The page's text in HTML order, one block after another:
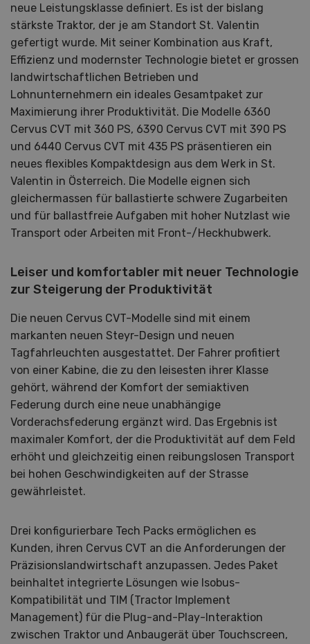
neue Leistungsklasse definiert. Es ist der bislang
stärkste Traktor, der je am Standort St. Valentin
gefertigt wurde. Mit seiner Kombination aus Kraft,
Effizienz und modernster Technologie bietet er grossen
landwirtschaftlichen Betrieben und
Lohnunternehmern ein ideales Gesamtpaket zur
Maximierung ihrer Produktivität. Die Modelle 6360
Cervus CVT mit 360 PS, 6390 Cervus CVT mit 390 PS
und 6440 Cervus CVT mit 435 PS präsentieren ein
neues flexibles Kompaktdesign aus dem Werk in St.
Valentin in Österreich. Die Modelle eignen sich
gleichermassen für ballastierte schwere Zugarbeiten
und für ballastfreie Aufgaben mit hoher Nutzlast wie
Transport oder Arbeiten mit Front-/Heckhubwerk.
Leiser und komfortabler mit neuer Technologie
zur Steigerung der Produktivität
Die neuen Cervus CVT-Modelle sind mit einem
markanten neuen Steyr-Design und neuen
Tagfahrleuchten ausgestattet. Der Fahrer profitiert
von einer Kabine, die zu den leisesten ihrer Klasse
gehört, während der Komfort der semiaktiven
Federung durch eine neue unabhängige
Vorderachsfederung ergänzt wird. Das Ergebnis ist
maximaler Komfort, der die Produktivität auf dem Feld
erhöht und gleichzeitig einen reibungslosen Transport
bei hohen Geschwindigkeiten auf der Strasse
gewährleistet.
Drei konfigurierbare Tech Packs ermöglichen es
Kunden, ihren Cervus CVT an die Anforderungen der
Präzisionslandwirtschaft anzupassen. Jedes Paket
beinhaltet integrierte Lösungen wie Isobus-
Kompatibilität und TIM (Tractor Implement
Management) für die Plug-and-Play-Interaktion
zwischen Traktor und Anbaugerät über Touchscreen,